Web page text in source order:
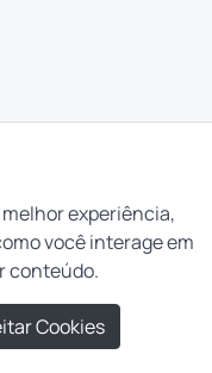
de Imóveis
experiência,
você interage em
conteúdo.
Cookies